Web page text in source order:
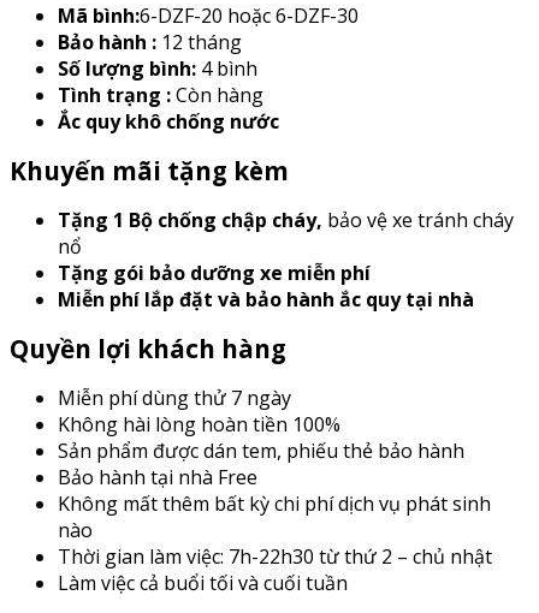
Mã bình:6-DZF-20 hoặc 6-DZF-30
Bảo hành : 12 tháng
Số lượng bình: 4 bình
Tình trạng :Còn hàng
Ắc quy khô chống nước
Khuyến mãi tặng kèm
Tặng 1 Bộ chống chập cháy, bảo vệ xe tránh cháy
nổ
Tặng gói bảo dưỡng xe miễn phí
Miễn phí lắp đặt và bảo hành ắc quy tại nhà
Quyền lợi khách hàng
Miễn phí dùng thử 7 ngày
Không hài lòng hoàn tiền 100%
Sản phẩm được dán tem, phiếu thẻ bảo hành
Bảo hành tại nhà Free
Không mất thêm bất kỳ chi phí dịch vụ phát sinh
nào
Thời gian làm việc: 7h-22h30 từ thứ 2 – chủ nhật
Làm việc cả buổi tối và cuối tuần